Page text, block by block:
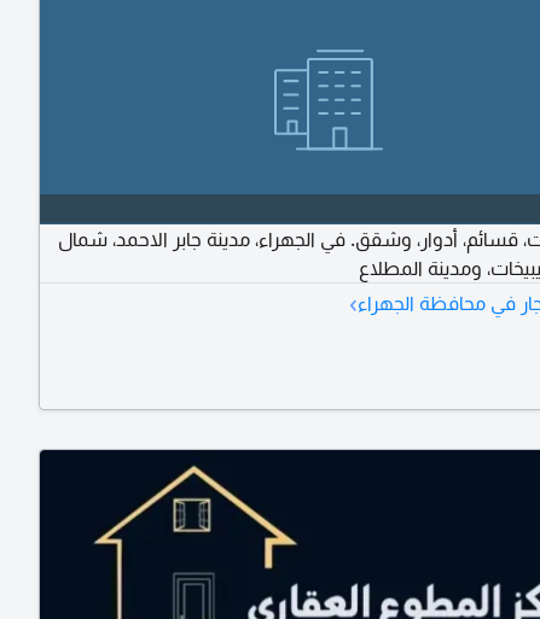
قسائم، أدوار، وشقق. في الجهراء، مدينة جابر الاحمد، شمال
ومدينة المطلاع
في محافظة الجهراء›